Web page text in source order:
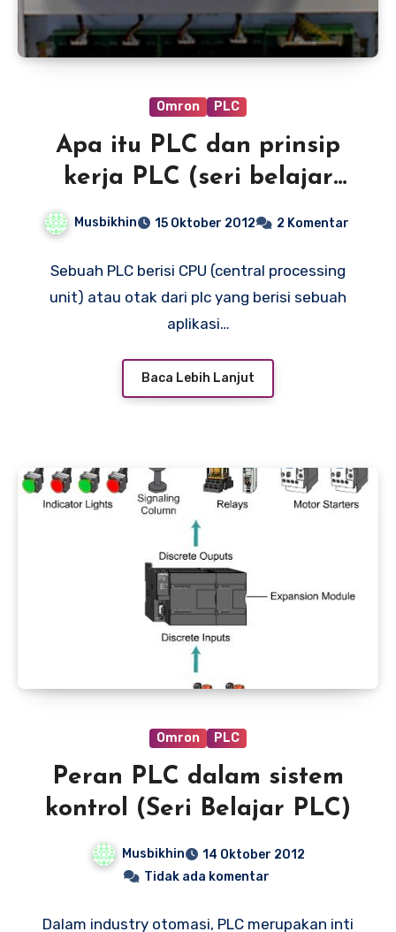
Omron PLC
Apa itu PLC dan prinsip
kerja PLC (seri belajar
Musbikhin 15 Oktober 2012 2 Komentar
Sebuah PLC berisi CPU (central processing
unit) atau otak dari plc yang berisi sebuah
aplikasi…
Baca Lebih Lanjut
Omron PLC
Peran PLC dalam sistem
kontrol (Seri Belajar PLC)
Musbikhin
14 Oktober 2012
Tidak ada komentar
Dalam industry otomasi, PLC merupakan inti